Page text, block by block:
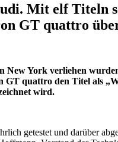
Mit elf Titeln
GT quattro
York verliehen
GT quattro den Titel als
wird.
getestet und darüber